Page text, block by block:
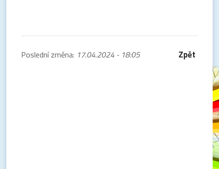
Poslední změna: 17.04.2024 - 18:05 Zpět